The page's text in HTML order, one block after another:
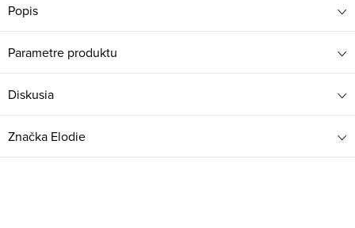
Popis
Parametre produktu
Diskusia
Značka Elodie